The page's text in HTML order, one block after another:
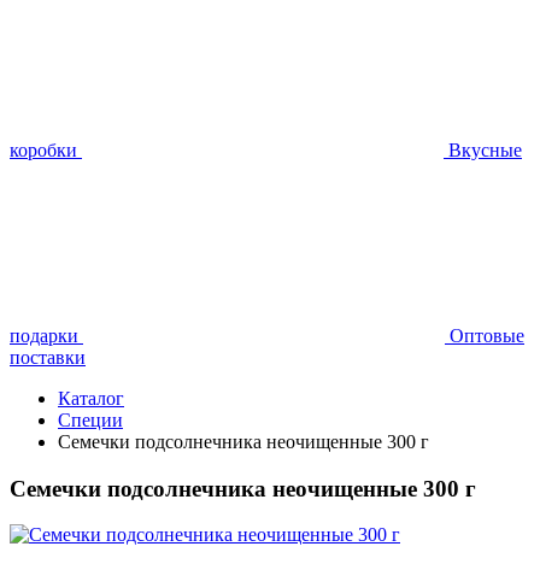
коробки Вкусные
подарки
Оптовые
поставки
Каталог
Специи
Семечки подсолнечника неочищенные 300 г
Семечки подсолнечника неочищенные 300 г